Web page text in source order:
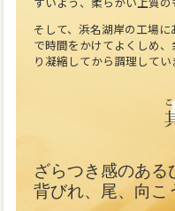
そして、浜名湖岸の工場
で時間をかけてよくしめ
り凝縮してから調理してい
ざらつき感のある
背びれ、尾、向こ